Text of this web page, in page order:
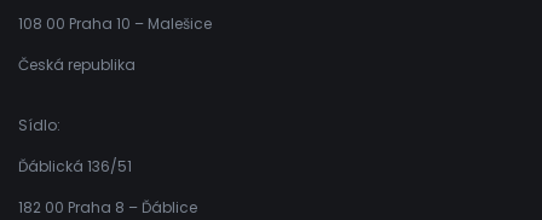
108 00 Praha 10 – Malešice
Česká republika
Sídlo:
Ďáblická 136/51
182 00 Praha 8 – Ďáblice